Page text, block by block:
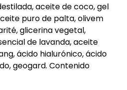
aceite de coco, gel
puro de palta, olivem
glicerina vegetal,
de lavanda, aceite
ácido hialurónico, ácido
geogard. Contenido